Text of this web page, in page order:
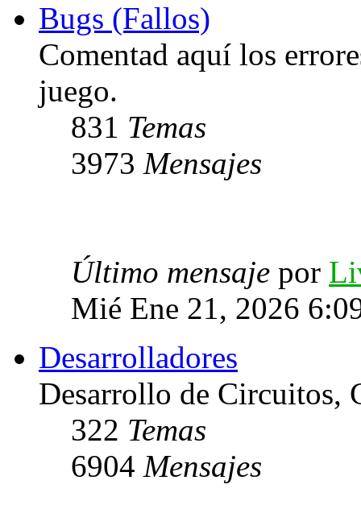
Bugs (Fallos)
Comentad aquí los
juego.
831 Temas
3973 Mensajes
Último mensaje por
Mié Ene 21, 2026
Desarrolladores
Desarrollo de Circuitos,
322 Temas
6904 Mensajes